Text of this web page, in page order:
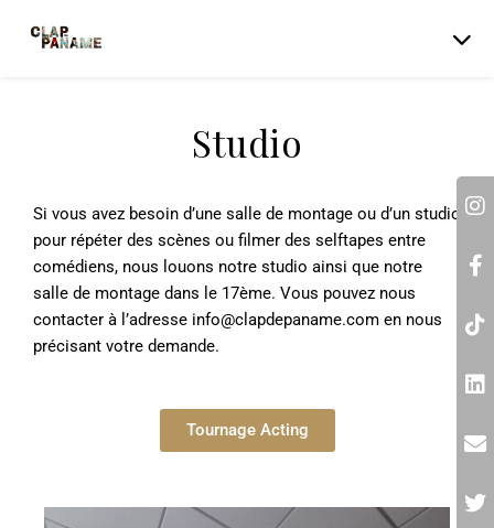
Studio
Si vous avez besoin d’une salle de montage ou d’un studio
pour répéter des scènes ou filmer des selftapes entre
comédiens, nous louons notre studio ainsi que notre
salle de montage dans le 17ème. Vous pouvez nous
contacter à l’adresse info@clapdepaname.com en nous
précisant votre demande.
Tournage Acting